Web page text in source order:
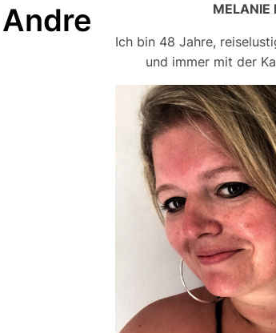
MELANIE
Ich bin 48 Jahre,
und immer mit der